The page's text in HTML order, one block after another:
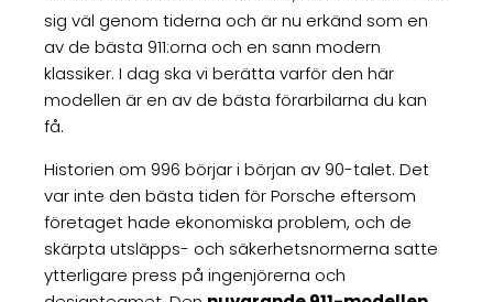
sig väl genom tiderna och är nu erkänd som en
av de bästa 911:orna och en sann modern
klassiker. I dag ska vi berätta varför den här
modellen är en av de bästa förarbilarna du kan
få.
Historien om 996 börjar i början av 90-talet. Det
var inte den bästa tiden för Porsche eftersom
företaget hade ekonomiska problem, och de
skärpta utsläpps- och säkerhetsnormerna satte
ytterligare press på ingenjörerna och